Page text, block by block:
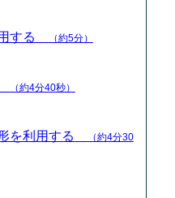
する （約5分）
（約4分40秒）
を利用する
（約4分30